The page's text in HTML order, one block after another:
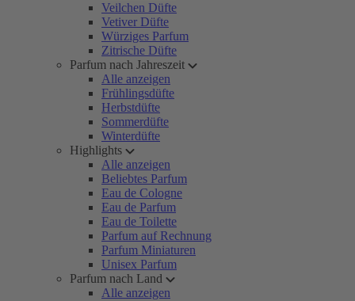
Veilchen Düfte
Vetiver Düfte
Würziges Parfum
Zitrische Düfte
Parfum nach Jahreszeit
Alle anzeigen
Frühlingsdüfte
Herbstdüfte
Sommerdüfte
Winterdüfte
Highlights
Alle anzeigen
Beliebtes Parfum
Eau de Cologne
Eau de Parfum
Eau de Toilette
Parfum auf Rechnung
Parfum Miniaturen
Unisex Parfum
Parfum nach Land
Alle anzeigen